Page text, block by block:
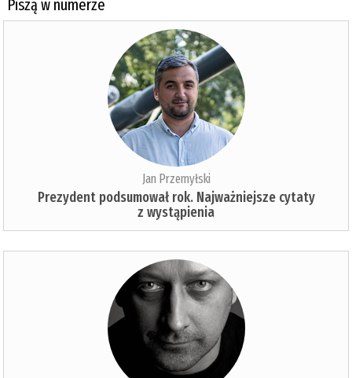
Piszą w numerze
Jan Przemyłski
Prezydent podsumował rok. Najważniejsze cytaty
z wystąpienia